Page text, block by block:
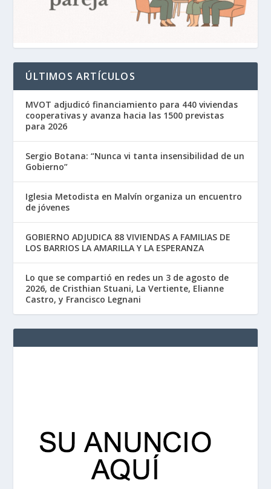
ÚLTIMOS ARTÍCULOS
MVOT adjudicó financiamiento para 440 viviendas
cooperativas y avanza hacia las 1500 previstas
para 2026
Sergio Botana: “Nunca vi tanta insensibilidad de un
Gobierno”
Iglesia Metodista en Malvín organiza un encuentro
de jóvenes
GOBIERNO ADJUDICA 88 VIVIENDAS A FAMILIAS DE
LOS BARRIOS LA AMARILLA Y LA ESPERANZA
Lo que se compartió en redes un 3 de agosto de
2026, de Cristhian Stuani, La Vertiente, Elianne
Castro, y Francisco Legnani